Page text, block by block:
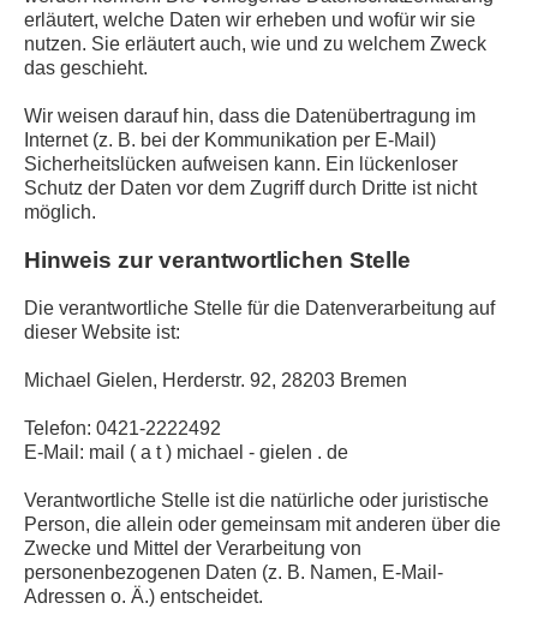
erläutert, welche Daten wir erheben und wofür wir sie
nutzen. Sie erläutert auch, wie und zu welchem Zweck
das geschieht.
Wir weisen darauf hin, dass die Datenübertragung im
Internet (z. B. bei der Kommunikation per E-Mail)
Sicherheitslücken aufweisen kann. Ein lückenloser
Schutz der Daten vor dem Zugriff durch Dritte ist nicht
möglich.
Hinweis zur verantwortlichen Stelle
Die verantwortliche Stelle für die Datenverarbeitung auf
dieser Website ist:
Michael Gielen, Herderstr. 92, 28203 Bremen
Telefon: 0421-2222492
E-Mail: mail ( a t ) michael - gielen . de
Verantwortliche Stelle ist die natürliche oder juristische
Person, die allein oder gemeinsam mit anderen über die
Zwecke und Mittel der Verarbeitung von
personenbezogenen Daten (z. B. Namen, E-Mail-
Adressen o. Ä.) entscheidet.